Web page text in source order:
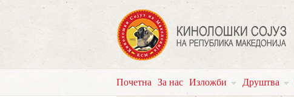
Почетна За нас Изложби Друштва